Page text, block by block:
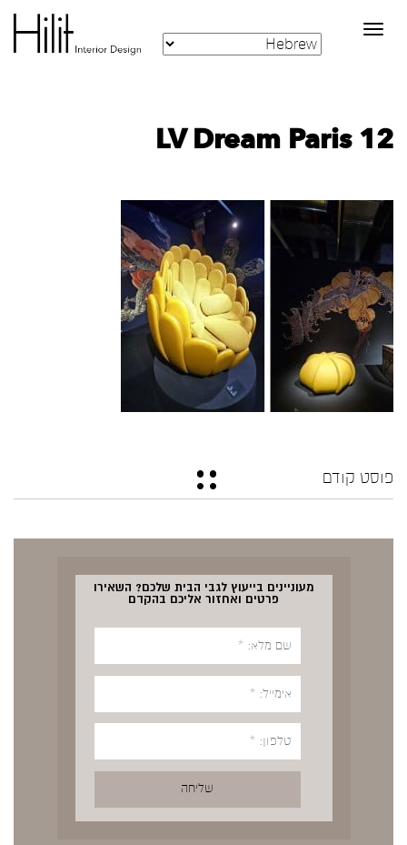
Toggle
navigation
LV Dream Paris 12
פוסט קודם
מעוניינים בייעוץ לגבי הבית שלכם? השאירו
פרטים ואחזור אליכם בהקדם